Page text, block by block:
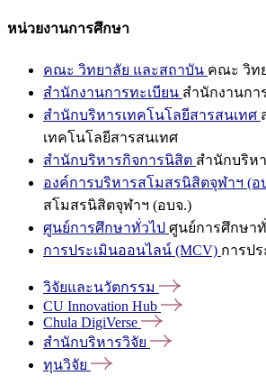
หน่วยงานการศึกษา
คณะ วิทยาลัย และสถาบัน คณะ วิท
สำนักงานการทะเบียน สำนักงานกา
สำนักบริหารเทคโนโลยีสารสนเทศ
เทคโนโลยีสารสนเทศ
สำนักบริหารกิจการนิสิต สำนักบริห
องค์การบริหารสโมสรนิสิตจุฬาฯ (อ
สโมสรนิสิตจุฬาฯ (อบจ.)
ศูนย์การศึกษาทั่วไป ศูนย์การศึกษา
การประเมินออนไลน์ (MCV) การป
วิจัยและนวัตกรรม
CU Innovation Hub
Chula DigiVerse
สำนักบริหารวิจัย
ทุนวิจัย